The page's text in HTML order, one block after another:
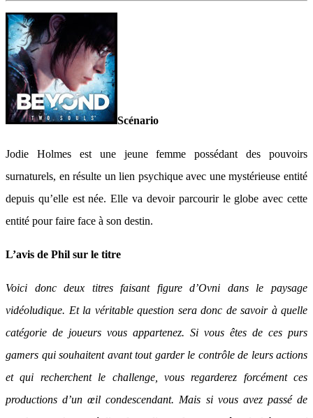
Scénario
Jodie Holmes est une jeune femme possédant des pouvoirs
surnaturels, en résulte un lien psychique avec une mystérieuse entité
depuis qu’elle est née. Elle va devoir parcourir le globe avec cette
entité pour faire face à son destin.
L’avis de Phil sur le titre
Voici donc deux titres faisant figure d’Ovni dans le paysage
vidéoludique. Et la véritable question sera donc de savoir à quelle
catégorie de joueurs vous appartenez. Si vous êtes de ces purs
gamers qui souhaitent avant tout garder le contrôle de leurs actions
et qui recherchent le challenge, vous regarderez forcément ces
productions d’un œil condescendant. Mais si vous avez passé de